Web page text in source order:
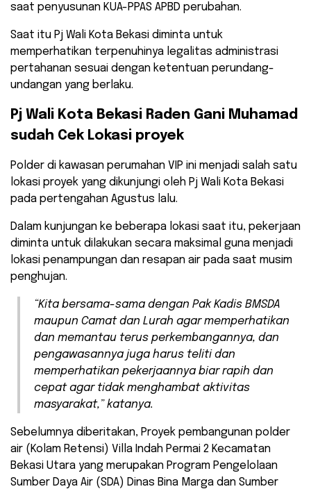
saat penyusunan KUA-PPAS APBD perubahan.
Saat itu Pj Wali Kota Bekasi diminta untuk
memperhatikan terpenuhinya legalitas administrasi
pertahanan sesuai dengan ketentuan perundang-
undangan yang berlaku.
Pj Wali Kota Bekasi Raden Gani Muhamad
sudah Cek Lokasi proyek
Polder di kawasan perumahan VIP ini menjadi salah satu
lokasi proyek yang dikunjungi oleh Pj Wali Kota Bekasi
pada pertengahan Agustus lalu.
Dalam kunjungan ke beberapa lokasi saat itu, pekerjaan
diminta untuk dilakukan secara maksimal guna menjadi
lokasi penampungan dan resapan air pada saat musim
penghujan.
“Kita bersama-sama dengan Pak Kadis BMSDA
maupun Camat dan Lurah agar memperhatikan
dan memantau terus perkembangannya, dan
pengawasannya juga harus teliti dan
memperhatikan pekerjaannya biar rapih dan
cepat agar tidak menghambat aktivitas
masyarakat,” katanya.
Sebelumnya diberitakan, Proyek pembangunan polder
air (Kolam Retensi) Villa Indah Permai 2 Kecamatan
Bekasi Utara yang merupakan Program Pengelolaan
Sumber Daya Air (SDA) Dinas Bina Marga dan Sumber